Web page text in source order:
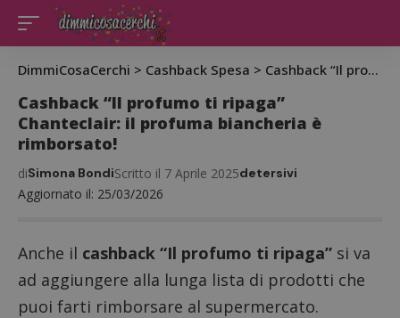
DimmiCosaCerchi > Cashback Spesa > Cashback “Il profumo ti ripaga” Chanteclair: il profuma biancheria è rimborsato!
Cashback “Il profumo ti ripaga”
Chanteclair: il profuma biancheria è
rimborsato!
Aggiornato il: 25/03/2026
diSimona BondiScritto il 7 Aprile 2025detersivi
Anche il cashback “Il profumo ti ripaga” si va
ad aggiungere alla lunga lista di prodotti che
puoi farti rimborsare al supermercato.